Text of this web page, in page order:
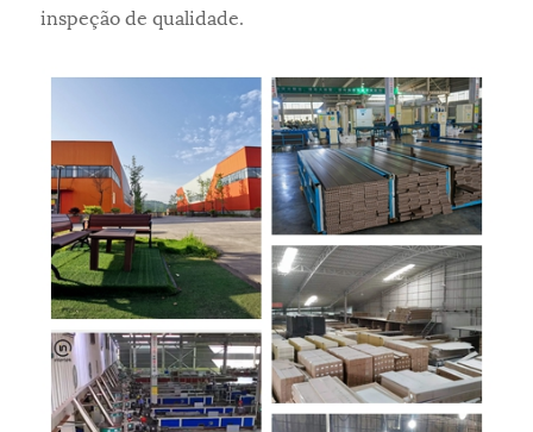
inspeção de qualidade.